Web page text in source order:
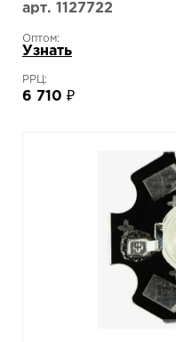
арт. 1127722
Оптом:
Узнать
РРЦ:
6 710 ₽